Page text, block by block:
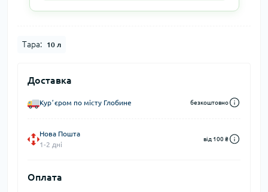
Тара: 10 л
Доставка
Курʼєром по місту Глобине безкоштовно
Нова Пошта
1-2 дні
від 100 ₴
Оплата